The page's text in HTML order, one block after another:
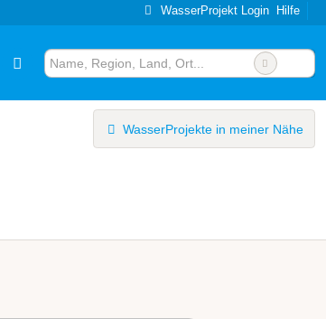
WasserProjekt Login Hilfe
WasserProjekte in meiner Nähe